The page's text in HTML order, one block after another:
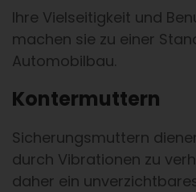
Ihre Vielseitigkeit und
machen sie zu einer
Automobilbau.
Kontermuttern
Sicherungsmuttern
durch Vibrationen zu
daher ein